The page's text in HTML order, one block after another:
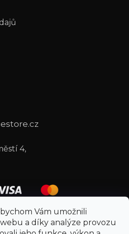
Vám umožnili
a díky analýze provozu
4,